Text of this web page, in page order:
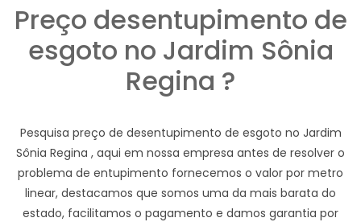
Preço desentupimento de
esgoto no Jardim Sônia
Regina ?
Pesquisa preço de desentupimento de esgoto no Jardim
Sônia Regina , aqui em nossa empresa antes de resolver o
problema de entupimento fornecemos o valor por metro
linear, destacamos que somos uma da mais barata do
estado, facilitamos o pagamento e damos garantia por